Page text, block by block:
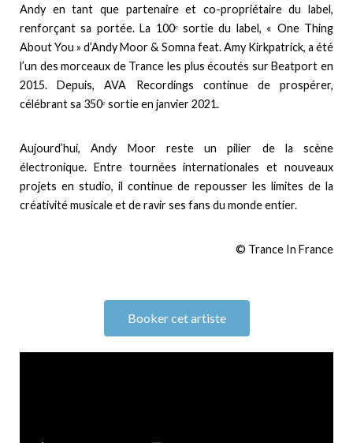
Andy en tant que partenaire et co-propriétaire du label,
renforçant sa portée. La 100ᵉ sortie du label, « One Thing
About You » d’Andy Moor & Somna feat. Amy Kirkpatrick, a été
l’un des morceaux de Trance les plus écoutés sur Beatport en
2015. Depuis, AVA Recordings continue de prospérer,
célébrant sa 350ᵉ sortie en janvier 2021.
Aujourd’hui, Andy Moor reste un pilier de la scène
électronique. Entre tournées internationales et nouveaux
projets en studio, il continue de repousser les limites de la
créativité musicale et de ravir ses fans du monde entier.
© Trance In France
Booker cet artiste